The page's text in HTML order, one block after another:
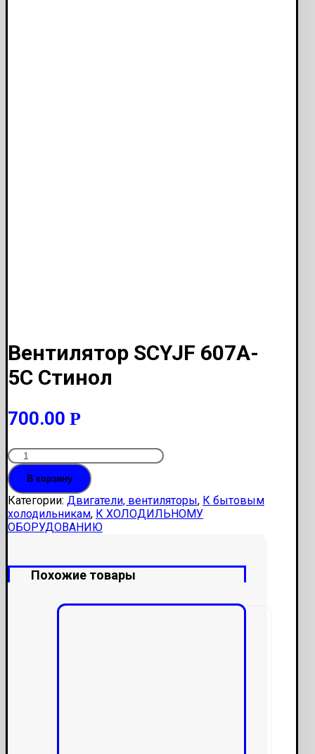
Вентилятор SCYJF 607A-
5C Стинол
700.00 Р
Количество
Вентилятор
SCYJF
607A-
5C
Стинол
В корзину
Категории: Двигатели, вентиляторы, К бытовым
холодильникам, К ХОЛОДИЛЬНОМУ
ОБОРУДОВАНИЮ
Похожие товары